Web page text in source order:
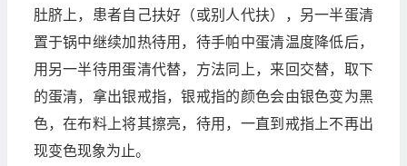
肚脐上，患者自己扶好（或别人代扶），另一半蛋清
置于锅中继续加热待用，待手帕中蛋清温度降低后，
用另一半待用蛋清代替，方法同上，来回交替，取下
的蛋清，拿出银戒指，银戒指的颜色会由银色变为黑
色，在布料上将其擦亮，待用，一直到戒指上不再出
现变色现象为止。